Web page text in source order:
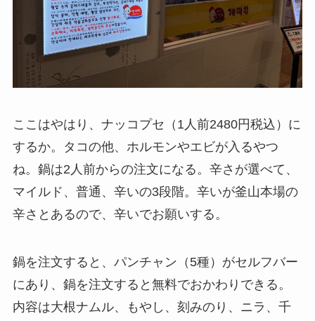
ここはやはり、ナッコプセ（1人前2480円税込）に
するか。タコの他、ホルモンやエビが入るやつ
ね。鍋は2人前からの注文になる。辛さが選べて、
マイルド、普通、辛いの3段階。辛いが釜山本場の
辛さとあるので、辛いでお願いする。
鍋を注文すると、パンチャン（5種）がセルフバー
にあり、鍋を注文すると無料でおかわりできる。
内容は大根ナムル、もやし、刻みのり、ニラ、千